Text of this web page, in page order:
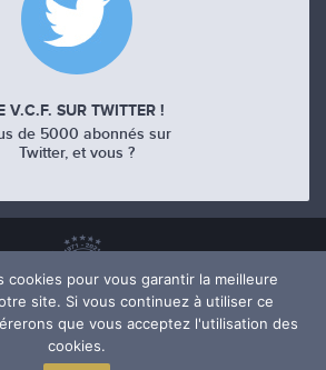
V.C.F. SUR TWITTER !
de 5000 abonnés sur
Twitter, et vous ?
cookies pour vous garantir la meilleure
site. Si vous continuez à utiliser ce
que vous acceptez l'utilisation des
cookies.